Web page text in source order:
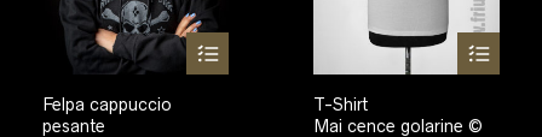
Felpa cappuccio
pesante
T-Shirt
Mai cence golarine ©